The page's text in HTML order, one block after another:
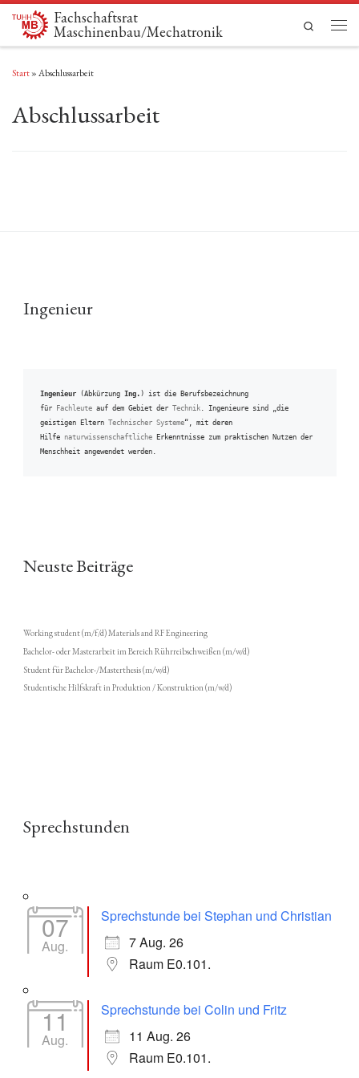
Zum Inhalt springen
Fachschaftsrat
Maschinenbau/Mechatronik
Search
Start» Abschlussarbeit
Abschlussarbeit
Ingenieur
Ingenieur (Abkürzung Ing. ) ist die Berufsbezeichnung
für
Fachleute auf dem Gebiet der Technik . Ingenieure sind „die
geistigen Eltern Technischer Systeme“, mit deren
Hilfe naturwissenschaftliche Erkenntnisse zum praktischen Nutzen der
Menschheit angewendet werden.
Neuste Beiträge
Working student (m/f/d) Materials and RF Engineering
Bachelor- oder Masterarbeit im Bereich Rührreibschweißen (m/w/d)
Student für Bachelor-/Masterthesis (m/w/d)
Studentische Hilfskraft in Produktion / Konstruktion (m/w/d)
Sprechstunden
07
Aug.
Sprechstunde bei Stephan und Christian
7 Aug. 26
Raum E0.101.
11
Aug.
Sprechstunde bei Colin und Fritz
11 Aug. 26
Raum E0.101.